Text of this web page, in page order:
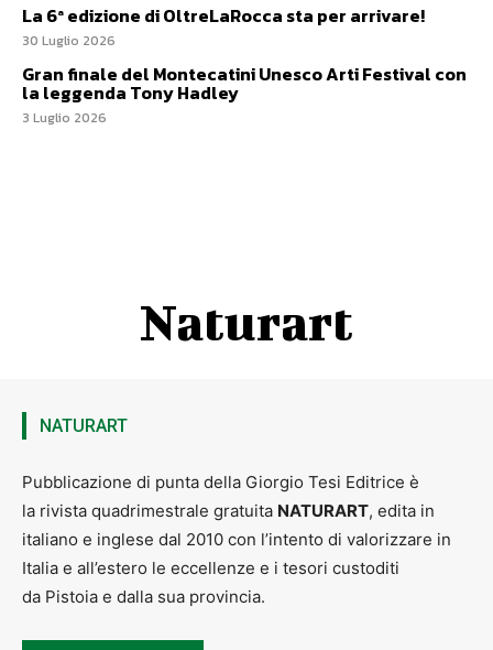
La 6ª edizione di OltreLaRocca sta per arrivare!
30 Luglio 2026
Gran finale del Montecatini Unesco Arti Festival con
la leggenda Tony Hadley
3 Luglio 2026
Naturart
NATURART
Pubblicazione di punta della Giorgio Tesi Editrice è
la rivista quadrimestrale gratuita NATURART, edita in
italiano e inglese dal 2010 con l’intento di valorizzare in
Italia e all’estero le eccellenze e i tesori custoditi
da Pistoia e dalla sua provincia.